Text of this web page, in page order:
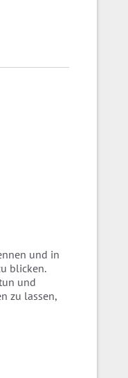
und in
blicken.
und
zu lassen,